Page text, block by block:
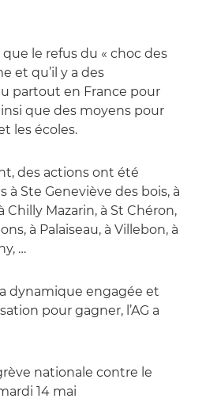
le refus du « choc des
et qu’il y a des
partout en France pour
que des moyens pour
les écoles.
des actions ont été
à Ste Geneviève des bois, à
Chilly Mazarin, à St Chéron,
à Palaiseau, à Villebon, à
…
dynamique engagée et
pour gagner, l’AG a
nationale contre le
14 mai